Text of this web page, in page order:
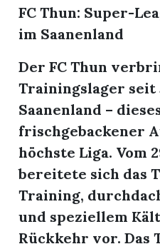
FC Thun: Super-
im Saanenland
Der FC Thun
Trainingslager seit
Saanenland –
frischgebackener
höchste Liga. Vom
bereitete sich das
Training,
und speziellem
Rückkehr vor. Das